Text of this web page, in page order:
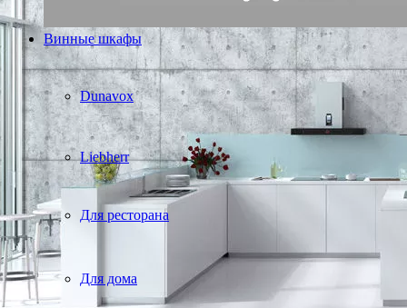
Винные шкафы
Dunavox
Liebherr
Для ресторана
Для дома